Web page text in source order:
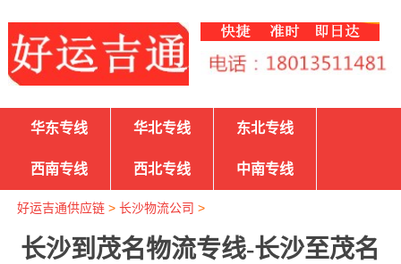
华东专线 华北专线 东北专线
西南专线 西北专线 中南专线
好运吉通供应链> 长沙物流公司 >
长沙到茂名物流专线-长沙至茂名